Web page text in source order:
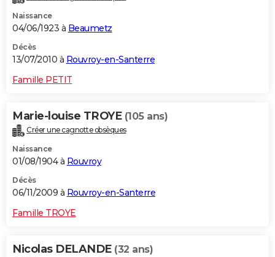
Naissance
04/06/1923 à Beaumetz
Décès
13/07/2010 à Rouvroy-en-Santerre
Famille PETIT
Marie-louise TROYE (105 ans)
Créer une cagnotte obsèques
Naissance
01/08/1904 à Rouvroy
Décès
06/11/2009 à Rouvroy-en-Santerre
Famille TROYE
Nicolas DELANDE (32 ans)